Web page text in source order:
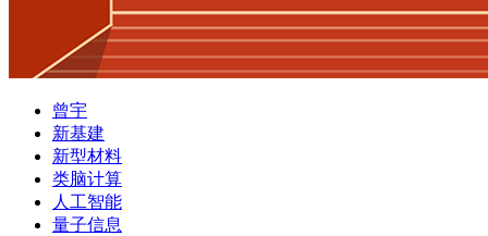
曾宇
新基建
新型材料
类脑计算
人工智能
量子信息